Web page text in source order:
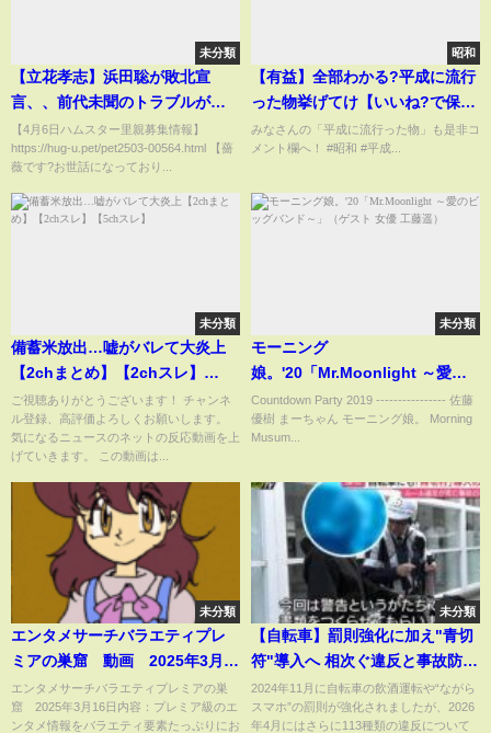
未分類
【立花孝志】浜田聡が敗北宣
言、、前代未聞のトラブルが起
きています、、【NHK党 浜田聡
丸山穂高 齊藤健一郎】
【4月6日ハムスター里親募集情報】
https://hug-u.pet/pet2503-00564.html 【薔
薇です?お世話になっており...
昭和
【有益】全部わかる?平成に流行
った物挙げてけ【いいね?で保存
してね】#節約 #平成 #shorts
みなさんの「平成に流行った物」も是非コ
メント欄へ！ #昭和 #平成...
未分類
備蓄米放出…嘘がバレて大炎上
【2chまとめ】【2chスレ】
【5chスレ】
ご視聴ありがとうございます！ チャンネ
ル登録、高評価よろしくお願いします。
気になるニュースのネットの反応動画を上
げていきます。 この動画は...
未分類
モーニング
娘。'20「Mr.Moonlight ～愛の
ビッグバンド～」（ゲスト 女優
工藤遥）
Countdown Party 2019 ---------------- 佐藤
優樹 まーちゃん モーニング娘。 Morning
Musum...
未分類
エンタメサーチバラエティプレ
ミアの巣窟 動画 2025年3月
16日
エンタメサーチバラエティプレミアの巣
窟 2025年3月16日内容：プレミア級のエ
ンタメ情報をバラエティ要素たっぷりにお
未分類
【自転車】罰則強化に加え"青切
符"導入へ 相次ぐ違反と事故防止
のポイントは 静岡 NNNセレ
クション
2024年11月に自転車の飲酒運転や“ながら
スマホ”の罰則が強化されましたが、2026
年4月にはさらに113種類の違反について